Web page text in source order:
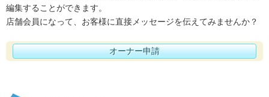
編集することができます。
店舗会員になって、お客様に直接メッセージを伝えてみませんか？
オーナー申請